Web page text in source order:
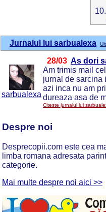
10.
Jurnalul lui sarbualexa
sarbualexa
28/03 As dori
Am trimis mail
jurnal de sarcina
azi inca nu am
dureaza asa de
Citeste jurnalul lui
Despre noi
Desprecopii.com este cea
limba romana adresata
categorie.
Mai multe despre noi aici >>